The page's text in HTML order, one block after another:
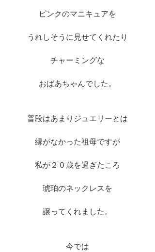
ピンクのマニキュアを
うれしそうに見せてくれたり
チャーミングな
おばあちゃんでした。
普段はあまりジュエリーとは
縁がなかった祖母ですが
私が２０歳を過ぎたころ
琥珀のネックレスを
譲ってくれました。
今では